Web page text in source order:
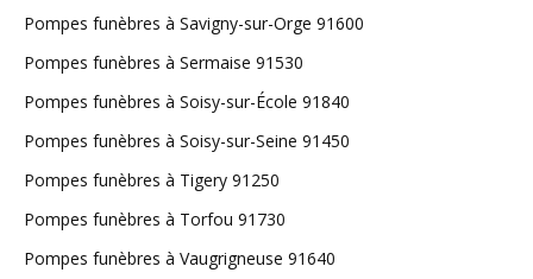
Pompes funèbres à Savigny-sur-Orge 91600
Pompes funèbres à Sermaise 91530
Pompes funèbres à Soisy-sur-École 91840
Pompes funèbres à Soisy-sur-Seine 91450
Pompes funèbres à Tigery 91250
Pompes funèbres à Torfou 91730
Pompes funèbres à Vaugrigneuse 91640